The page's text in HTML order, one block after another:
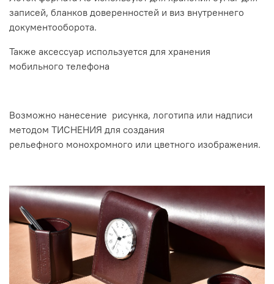
записей, бланков доверенностей и виз внутреннего
документооборота.
Также аксессуар используется для хранения
мобильного телефона
Возможно нанесение рисунка, логотипа или надписи
методом ТИСНЕНИЯ для создания
рельефного монохромного или цветного изображения.